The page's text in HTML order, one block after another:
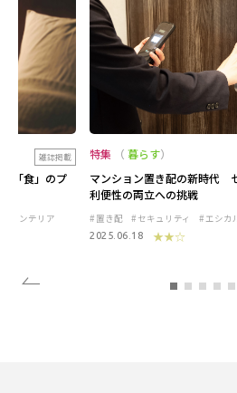
雑誌掲載
「食」のプ
インテリア
特集 暮らす
マンション置き配の新時代
利便性の両立への挑戦
置き配 セキュリティ エシカ
2025.06.18 ★★☆